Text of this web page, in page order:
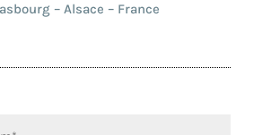
– Alsace – France